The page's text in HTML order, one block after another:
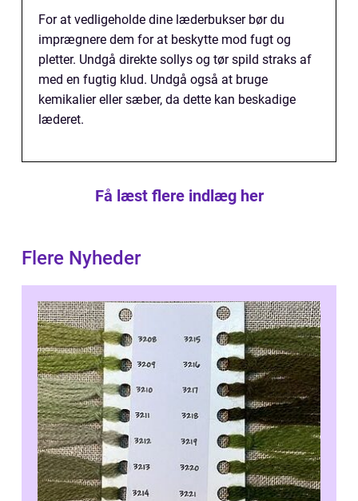
For at vedligeholde dine læderbukser bør du
imprægnere dem for at beskytte mod fugt og
pletter. Undgå direkte sollys og tør spild straks af
med en fugtig klud. Undgå også at bruge
kemikalier eller sæber, da dette kan beskadige
læderet.
Få læst flere indlæg her
Flere Nyheder